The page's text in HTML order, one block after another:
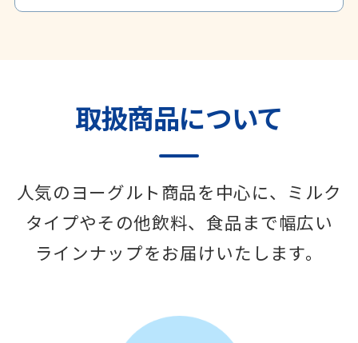
取扱商品について
人気のヨーグルト商品を中心に、ミルク
タイプやその他飲料、 食品まで幅広い
ラインナップをお届けいたします。